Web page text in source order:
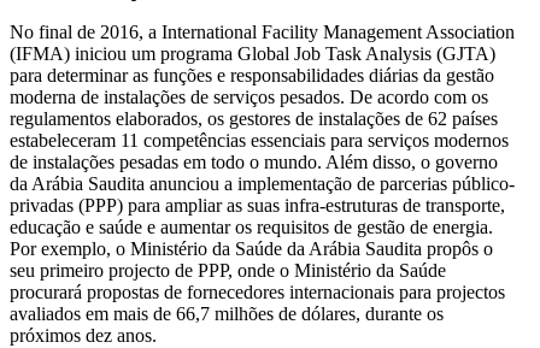
No final de 2016, a International Facility Management Association
(IFMA) iniciou um programa Global Job Task Analysis (GJTA)
para determinar as funções e responsabilidades diárias da gestão
moderna de instalações de serviços pesados. De acordo com os
regulamentos elaborados, os gestores de instalações de 62 países
estabeleceram 11 competências essenciais para serviços modernos
de instalações pesadas em todo o mundo. Além disso, o governo
da Arábia Saudita anunciou a implementação de parcerias público-
privadas (PPP) para ampliar as suas infra-estruturas de transporte,
educação e saúde e aumentar os requisitos de gestão de energia.
Por exemplo, o Ministério da Saúde da Arábia Saudita propôs o
seu primeiro projecto de PPP, onde o Ministério da Saúde
procurará propostas de fornecedores internacionais para projectos
avaliados em mais de 66,7 milhões de dólares, durante os
próximos dez anos.